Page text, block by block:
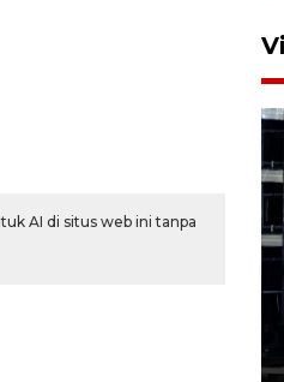
AI di situs web ini tanpa